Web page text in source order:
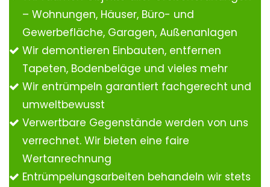
– Wohnungen, Häuser, Büro- und
Gewerbefläche, Garagen, Außenanlagen
Wir demontieren Einbauten, entfernen
Tapeten, Bodenbeläge und vieles mehr
Wir entrümpeln garantiert fachgerecht und
umweltbewusst
Verwertbare Gegenstände werden von uns
verrechnet. Wir bieten eine faire
Wertanrechnung
Entrümpelungsarbeiten behandeln wir stets